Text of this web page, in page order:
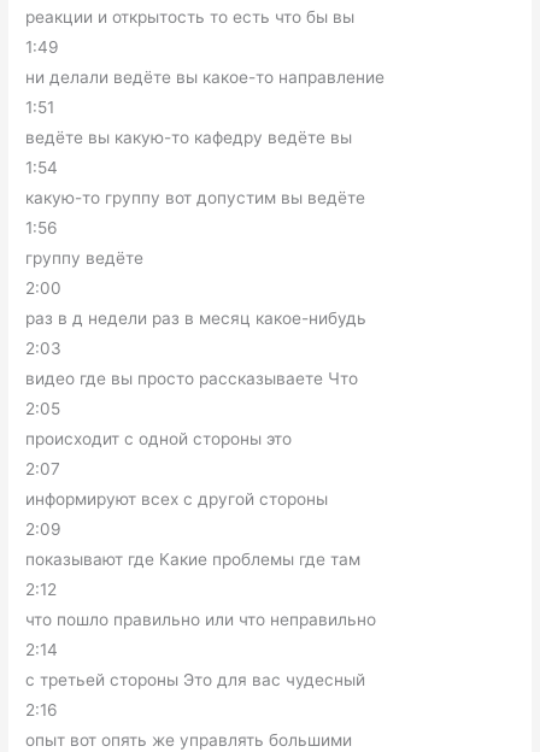
реакции и открытость то есть что бы вы
1:49
ни делали ведёте вы какое-то направление
1:51
ведёте вы какую-то кафедру ведёте вы
1:54
какую-то группу вот допустим вы ведёте
1:56
группу ведёте
2:00
раз в д недели раз в месяц какое-нибудь
2:03
видео где вы просто рассказываете Что
2:05
происходит с одной стороны это
2:07
информируют всех с другой стороны
2:09
показывают где Какие проблемы где там
2:12
что пошло правильно или что неправильно
2:14
с третьей стороны Это для вас чудесный
2:16
опыт вот опять же управлять большими